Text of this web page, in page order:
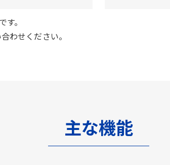
。
わせください。
主な機能